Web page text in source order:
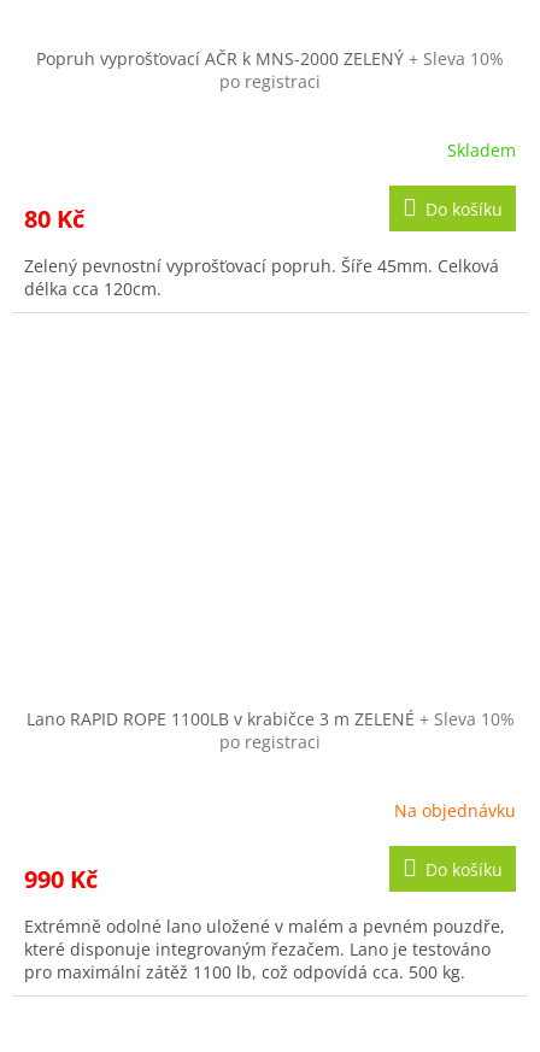
Popruh vyprošťovací AČR k MNS-2000 ZELENÝ + Sleva 10%
po registraci
Skladem
80 Kč Do košíku
Zelený pevnostní vyprošťovací popruh. Šíře 45mm. Celková
délka cca 120cm.
Lano RAPID ROPE 1100LB v krabičce 3 m ZELENÉ + Sleva 10%
po registraci
Na objednávku
990 Kč Do košíku
Extrémně odolné lano uložené v malém a pevném pouzdře,
které disponuje integrovaným řezačem. Lano je testováno
pro maximální zátěž 1100 lb, což odpovídá cca. 500 kg.